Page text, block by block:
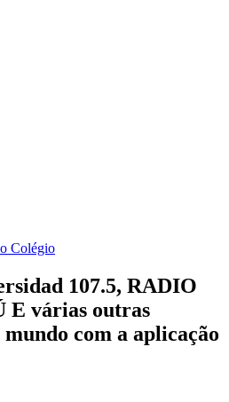
Colégio
107.5, RADIO
E várias outras
mundo com a aplicação